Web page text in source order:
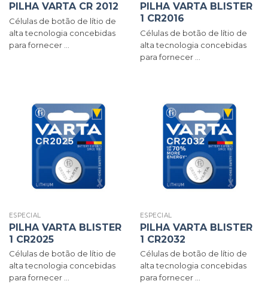
PILHA VARTA CR 2012
Células de botão de lítio de
alta tecnologia concebidas
para fornecer ...
PILHA VARTA BLISTER
1 CR2016
Células de botão de lítio de
alta tecnologia concebidas
para fornecer ...
ESPECIAL
PILHA VARTA BLISTER
1 CR2025
Células de botão de lítio de
alta tecnologia concebidas
para fornecer ...
ESPECIAL
PILHA VARTA BLISTER
1 CR2032
Células de botão de lítio de
alta tecnologia concebidas
para fornecer ...